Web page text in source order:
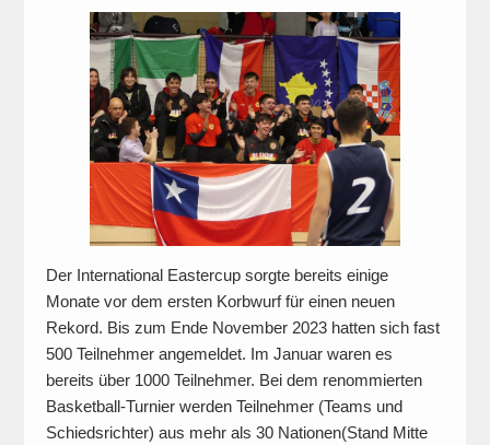
Der International Eastercup sorgte bereits einige
Monate vor dem ersten Korbwurf für einen neuen
Rekord. Bis zum Ende November 2023 hatten sich fast
500 Teilnehmer angemeldet. Im Januar waren es
bereits über 1000 Teilnehmer. Bei dem renommierten
Basketball-Turnier werden Teilnehmer (Teams und
Schiedsrichter) aus mehr als 30 Nationen(Stand Mitte